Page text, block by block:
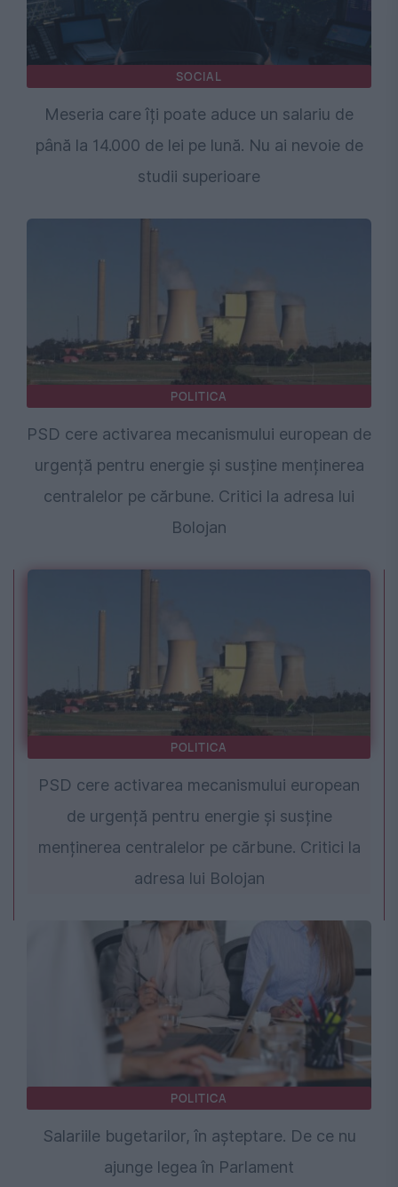
SOCIAL
Meseria care îți poate aduce un salariu de
până la 14.000 de lei pe lună. Nu ai nevoie de
studii superioare
POLITICA
PSD cere activarea mecanismului european de
urgență pentru energie și susține menținerea
centralelor pe cărbune. Critici la adresa lui
Bolojan
POLITICA
PSD cere activarea mecanismului european
de urgență pentru energie și susține
menținerea centralelor pe cărbune. Critici la
adresa lui Bolojan
POLITICA
Salariile bugetarilor, în așteptare. De ce nu
ajunge legea în Parlament